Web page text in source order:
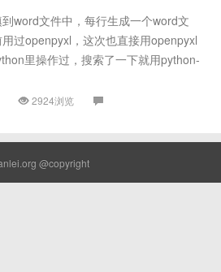
word文件中，每行生成一个word文
过openpyxl，这次也直接用openpyxl
里操作过，搜索了一下就用python-
2924浏览
@copyright